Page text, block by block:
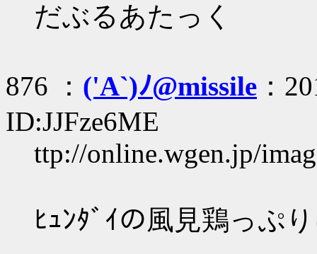
だぶるあたっく
876 ： ('A`)ﾉ@missile ：
ID:JJFze6ME
ttp://online.wgen.jp/
ﾋｭﾝﾀﾞｲの風見鶏っぷ